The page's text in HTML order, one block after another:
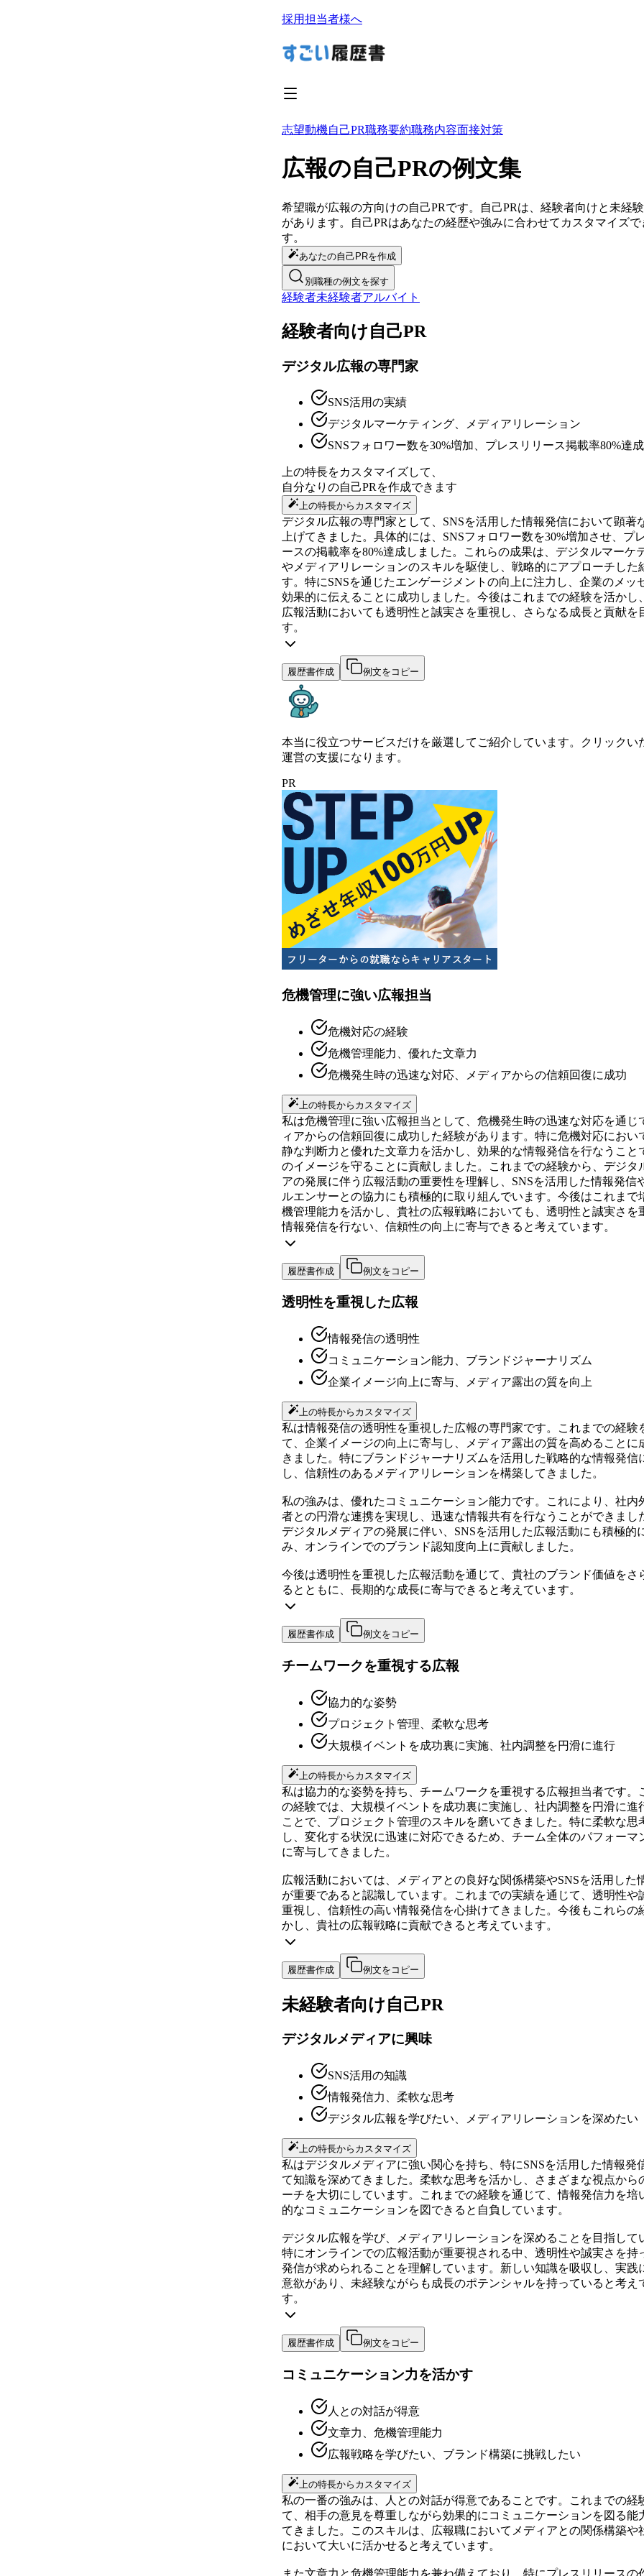
採用担当者様へ
志望動機自己PR職務要約職務内容面接対策
広報の自己PRの例文集
希望職が広報の方向けの自己PRです。 自己PRは、経験者向けと未経
があります。
自己PRはあなたの経歴や強みに合わせてカスタマイズで
す。
あなたの自己PRを作成
別職種の例文を探す
経験者未経験者アルバイト
経験者向け自己PR
デジタル広報の専門家
SNS活用の実績
デジタルマーケティング、メディアリレーション
SNSフォロワー数を30%増加、プレスリリース掲載率80%達成
上の特長をカスタマイズして、
自分なりの自己PR を作成できます
上の特長からカスタマイズ
デジタル広報の専門家として、SNSを活用した情報発信において顕著
上げてきました。具体的には、SNSフォロワー数を30%増加させ、プ
ースの掲載率を80%達成しました。これらの成果は、デジタルマーケ
やメディアリレーションのスキルを駆使し、戦略的にアプローチした
す。特にSNSを通じたエンゲージメントの向上に注力し、企業のメッ
効果的に伝えることに成功しました。今後はこれまでの経験を活かし
広報活動においても透明性と誠実さを重視し、さらなる成長と貢献を
す。
履歴書作成 例文をコピー
本当に役立つサービスだけを厳選してご紹介しています。クリックい
運営の支援になります。
PR
危機管理に強い広報担当
危機対応の経験
危機管理能力、優れた文章力
危機発生時の迅速な対応、メディアからの信頼回復に成功
上の特長からカスタマイズ
私は危機管理に強い広報担当として、危機発生時の迅速な対応を通じ
ィアからの信頼回復に成功した経験があります。特に危機対応におい
静な判断力と優れた文章力を活かし、効果的な情報発信を行なうこと
のイメージを守ることに貢献しました。これまでの経験から、デジタ
アの発展に伴う広報活動の重要性を理解し、SNSを活用した情報発信
ルエンサーとの協力にも積極的に取り組んでいます。今後はこれまで
機管理能力を活かし、貴社の広報戦略においても、透明性と誠実さを
情報発信を行ない、信頼性の向上に寄与できると考えています。
履歴書作成 例文をコピー
透明性を重視した広報
情報発信の透明性
コミュニケーション能力、ブランドジャーナリズム
企業イメージ向上に寄与、メディア露出の質を向上
上の特長からカスタマイズ
私は情報発信の透明性を重視した広報の専門家です。これまでの経験
て、企業イメージの向上に寄与し、メディア露出の質を高めることに
きました。特にブランドジャーナリズムを活用した戦略的な情報発信
し、信頼性のあるメディアリレーションを構築してきました。
私の強みは、優れたコミュニケーション能力です。これにより、社内
者との円滑な連携を実現し、迅速な情報共有を行なうことができまし
デジタルメディアの発展に伴い、SNSを活用した広報活動にも積極的
み、オンラインでのブランド認知度向上に貢献しました。
今後は透明性を重視した広報活動を通じて、貴社のブランド価値をさ
るとともに、長期的な成長に寄与できると考えています。
履歴書作成 例文をコピー
チームワークを重視する広報
協力的な姿勢
プロジェクト管理、柔軟な思考
大規模イベントを成功裏に実施、社内調整を円滑に進行
上の特長からカスタマイズ
私は協力的な姿勢を持ち、チームワークを重視する広報担当者です。
の経験では、大規模イベントを成功裏に実施し、社内調整を円滑に進
ことで、プロジェクト管理のスキルを磨いてきました。特に柔軟な思
し、変化する状況に迅速に対応できるため、チーム全体のパフォーマ
に寄与してきました。
広報活動においては、メディアとの良好な関係構築やSNSを活用した
が重要であると認識しています。これまでの実績を通じて、透明性や
重視し、信頼性の高い情報発信を心掛けてきました。今後もこれらの
かし、貴社の広報戦略に貢献できると考えています。
履歴書作成 例文をコピー
未経験者向け自己PR
デジタルメディアに興味
SNS活用の知識
情報発信力、柔軟な思考
デジタル広報を学びたい、メディアリレーションを深めたい
上の特長からカスタマイズ
私はデジタルメディアに強い関心を持ち、特にSNSを活用した情報発
て知識を深めてきました。柔軟な思考を活かし、さまざまな視点から
ーチを大切にしています。これまでの経験を通じて、情報発信力を培
的なコミュニケーションを図できると自負しています。
デジタル広報を学び、メディアリレーションを深めることを目指して
特にオンラインでの広報活動が重要視される中、透明性や誠実さを持
発信が求められることを理解しています。新しい知識を吸収し、実践
意欲があり、未経験ながらも成長のポテンシャルを持っていると考え
す。
履歴書作成 例文をコピー
コミュニケーション力を活かす
人との対話が得意
文章力、危機管理能力
広報戦略を学びたい、ブランド構築に挑戦したい
上の特長からカスタマイズ
私の一番の強みは、人との対話が得意であることです。これまでの経
て、相手の意見を尊重しながら効果的にコミュニケーションを図る能
てきました。このスキルは、広報職においてメディアとの関係構築や
において大いに活かせると考えています。
また文章力と危機管理能力を兼ね備えており、特にプレスリリースの